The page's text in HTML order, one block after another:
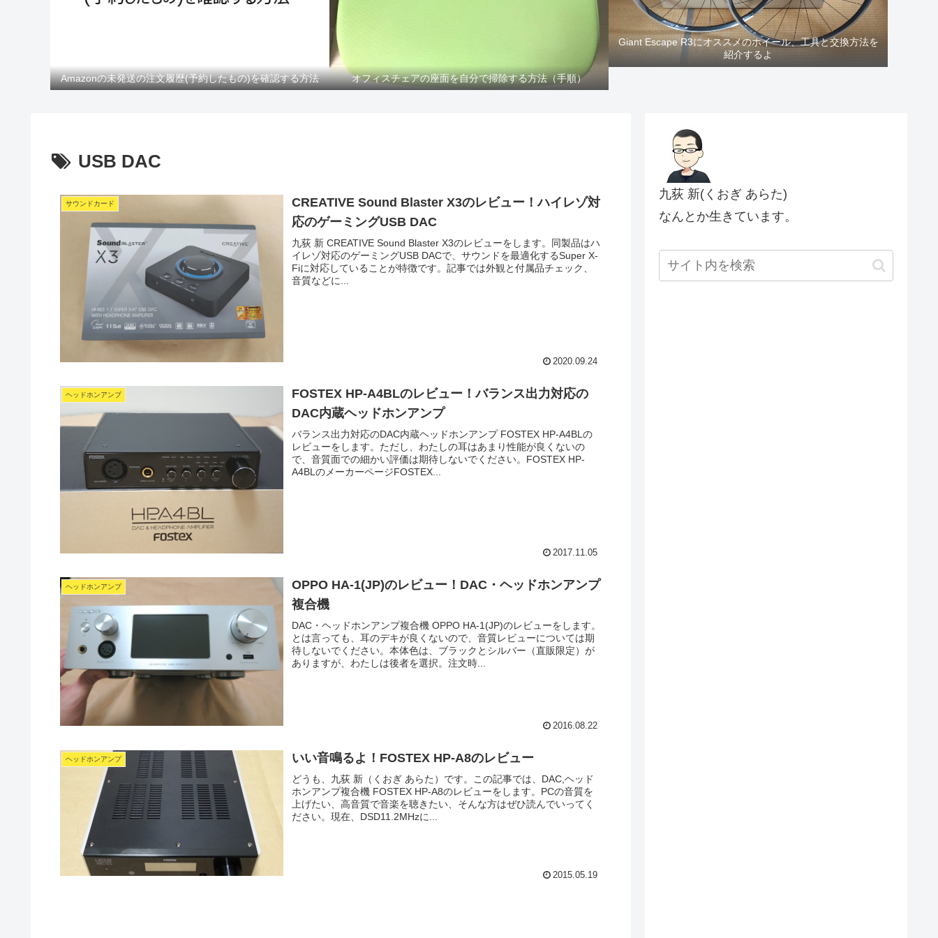
Amazonの未発送の注文履歴(予約したもの)を確認する方法 オフィスチェアの座面を自分で掃除する方法（手順）
Giant Escape R3にオススメのホイール、工具と交換方法を
紹介するよ
USB DAC
サウンドカード
CREATIVE Sound Blaster X3のレビュー！ハイレゾ対
応のゲーミングUSB DAC
九荻 新 CREATIVE Sound Blaster X3のレビューをします。同製品はハ
イレゾ対応のゲーミングUSB DACで、サウンドを最適化するSuper X-
Fiに対応していることが特徴です。記事では外観と付属品チェック、
音質などに...
2020.09.24
ヘッドホンアンプ
FOSTEX HP-A4BLのレビュー！バランス出力対応の
DAC内蔵ヘッドホンアンプ
バランス出力対応のDAC内蔵ヘッドホンアンプ FOSTEX HP-A4BLの
レビューをします。ただし、わたしの耳はあまり性能が良くないの
で、音質面での細かい評価は期待しないでください。FOSTEX HP-
A4BLのメーカーページFOSTEX...
2017.11.05
ヘッドホンアンプ
OPPO HA-1(JP)のレビュー！DAC・ヘッドホンアンプ
複合機
DAC・ヘッドホンアンプ複合機 OPPO HA-1(JP)のレビューをします。
とは言っても、耳のデキが良くないので、音質レビューについては期
待しないでください。本体色は、ブラックとシルバー（直販限定）が
ありますが、わたしは後者を選択。注文時...
2016.08.22
ヘッドホンアンプ いい音鳴るよ！FOSTEX HP-A8のレビュー
どうも、九荻 新（くおぎ あらた）です。この記事では、DAC,ヘッド
ホンアンプ複合機 FOSTEX HP-A8のレビューをします。PCの音質を
上げたい、高音質で音楽を聴きたい、そんな方はぜひ読んでいってく
ださい。現在、DSD11.2MHzに...
2015.05.19
九荻 新(くおぎ あらた)
なんとか生きています。